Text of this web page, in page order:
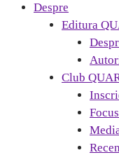
Despre
Editura
Club